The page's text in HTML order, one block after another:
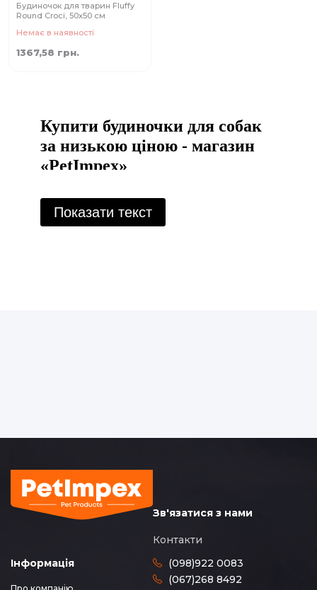
Будиночок для тварин Fluffy
Round Croci, 50х50 см
Немає в наявності
1367,58 грн.
Купити будиночки для собак
за низькою ціною - магазин
«PetImpex»
чотирилапих друзів, мало що можна порівняти з
комфортом і захистом, які надають добре обрані
будиночки для собак. Ці укриття - не просто
Він служить як особистий притулок, що
відповідає їхньому природному інстинкту мати
місце на кшталт лігва.
допомагає регулювати температуру тіла,
Для собак, які проводять час на вулиці, він
захищає від погодних умов, дощу, вітру та
Показати текст
Інформація
Зв'язатися з нами
Контакти
(098)922 0083
(067)268 8492